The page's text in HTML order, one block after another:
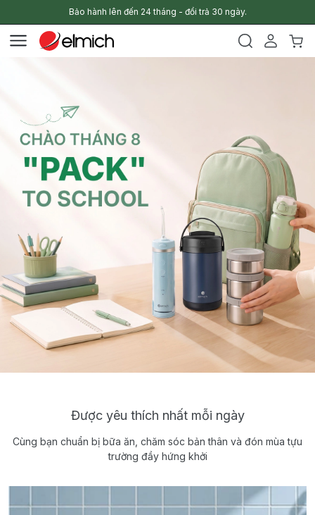
Bảo hành lên đến 24 tháng - đổi trả 30 ngày.
Được yêu thích nhất mỗi ngày
Cùng bạn chuẩn bị bữa ăn, chăm sóc bản thân và đón mùa tựu
trường đầy hứng khởi